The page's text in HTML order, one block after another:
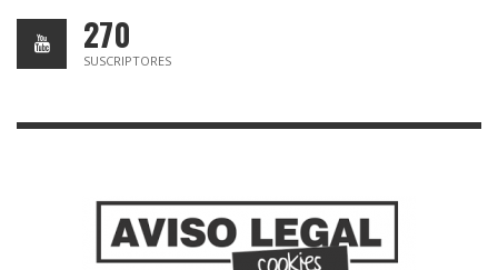
270
SUSCRIPTORES